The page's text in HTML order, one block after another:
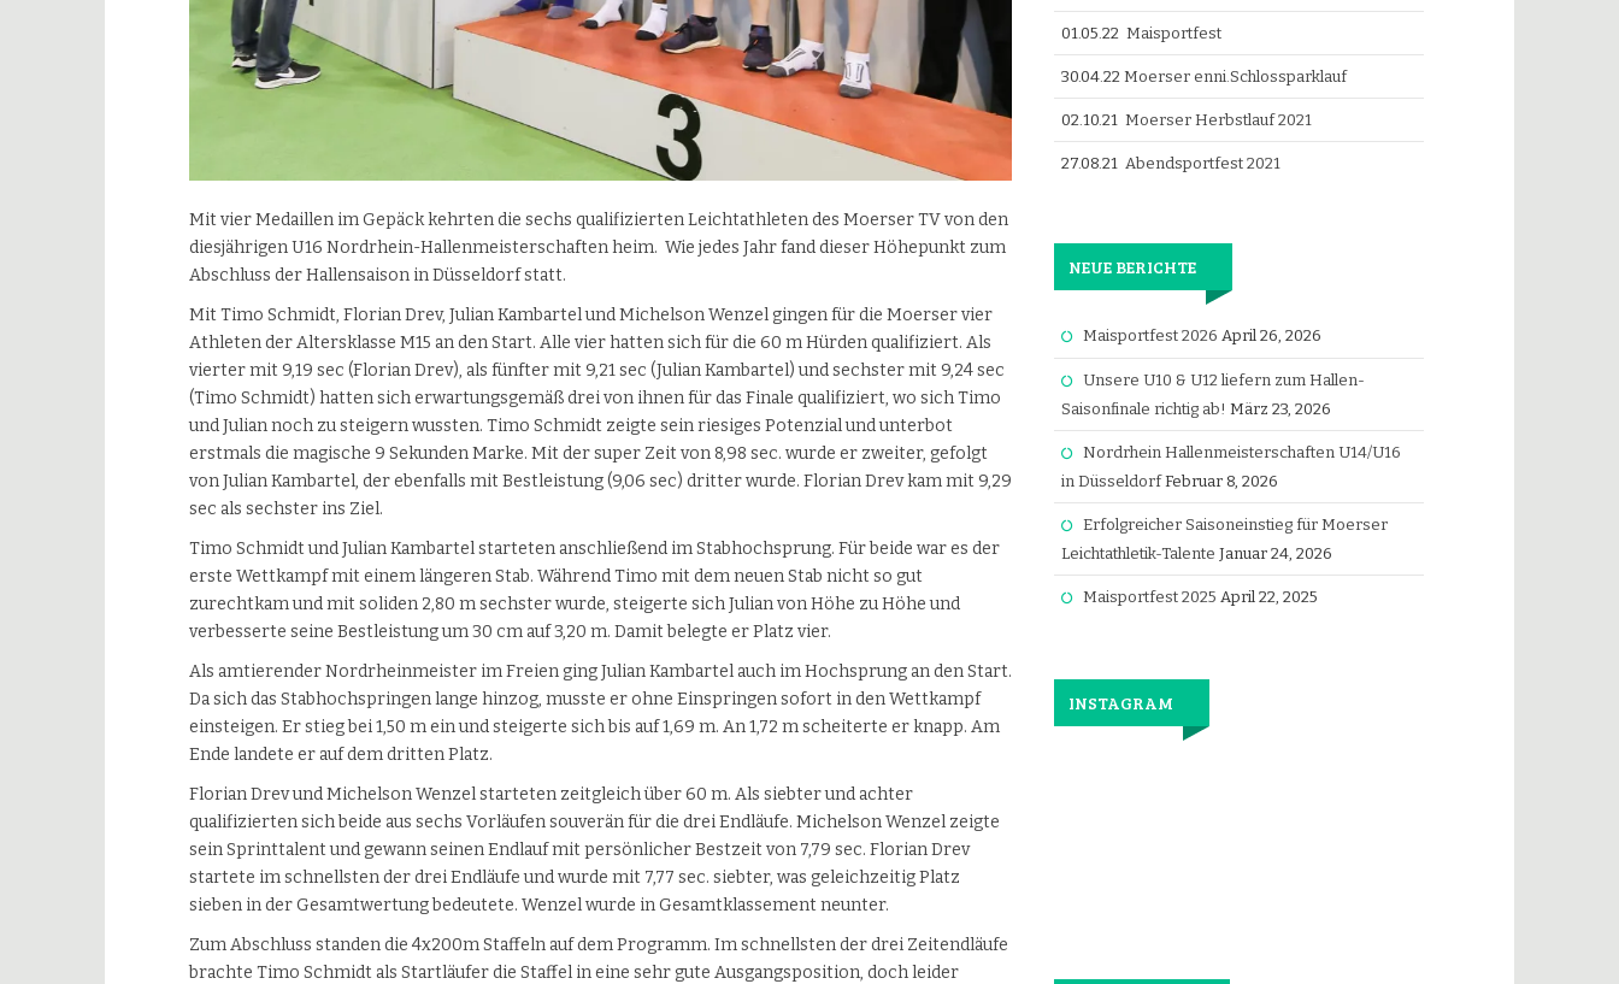
Mit vier Medaillen im Gepäck kehrten die sechs qualifizierten Leichtathleten des Moerser TV von den
diesjährigen U16 Nordrhein-Hallenmeisterschaften heim. Wie jedes Jahr fand dieser Höhepunkt zum
Abschluss der Hallensaison in Düsseldorf statt.
Mit Timo Schmidt, Florian Drev, Julian Kambartel und Michelson Wenzel gingen für die Moerser vier
Athleten der Altersklasse M15 an den Start. Alle vier hatten sich für die 60 m Hürden qualifiziert. Als
vierter mit 9,19 sec (Florian Drev), als fünfter mit 9,21 sec (Julian Kambartel) und sechster mit 9,24 sec
(Timo Schmidt) hatten sich erwartungsgemäß drei von ihnen für das Finale qualifiziert, wo sich Timo
und Julian noch zu steigern wussten. Timo Schmidt zeigte sein riesiges Potenzial und unterbot
erstmals die magische 9 Sekunden Marke. Mit der super Zeit von 8,98 sec. wurde er zweiter, gefolgt
von Julian Kambartel, der ebenfalls mit Bestleistung (9,06 sec) dritter wurde. Florian Drev kam mit 9,29
sec als sechster ins Ziel.
Timo Schmidt und Julian Kambartel starteten anschließend im Stabhochsprung. Für beide war es der
erste Wettkampf mit einem längeren Stab. Während Timo mit dem neuen Stab nicht so gut
zurechtkam und mit soliden 2,80 m sechster wurde, steigerte sich Julian von Höhe zu Höhe und
verbesserte seine Bestleistung um 30 cm auf 3,20 m. Damit belegte er Platz vier.
Als amtierender Nordrheinmeister im Freien ging Julian Kambartel auch im Hochsprung an den Start.
Da sich das Stabhochspringen lange hinzog, musste er ohne Einspringen sofort in den Wettkampf
einsteigen. Er stieg bei 1,50 m ein und steigerte sich bis auf 1,69 m. An 1,72 m scheiterte er knapp. Am
Ende landete er auf dem dritten Platz.
Florian Drev und Michelson Wenzel starteten zeitgleich über 60 m. Als siebter und achter
qualifizierten sich beide aus sechs Vorläufen souverän für die drei Endläufe. Michelson Wenzel zeigte
sein Sprinttalent und gewann seinen Endlauf mit persönlicher Bestzeit von 7,79 sec. Florian Drev
startete im schnellsten der drei Endläufe und wurde mit 7,77 sec. siebter, was geleichzeitig Platz
sieben in der Gesamtwertung bedeutete. Wenzel wurde in Gesamtklassement neunter.
Zum Abschluss standen die 4x200m Staffeln auf dem Programm. Im schnellsten der drei Zeitendläufe
brachte Timo Schmidt als Startläufer die Staffel in eine sehr gute Ausgangsposition, doch leider
01.05.22Maisportfest
30.04.22Moerser enni.Schlossparklauf
02.10.21Moerser Herbstlauf 2021
27.08.21 Abendsportfest 2021
NEUE BERICHTE
Maisportfest 2026 April 26, 2026
Unsere U10 & U12 liefern zum Hallen-
Saisonfinale richtig ab! März 23, 2026
Nordrhein Hallenmeisterschaften U14/U16
in Düsseldorf Februar 8, 2026
Erfolgreicher Saisoneinstieg für Moerser
Leichtathletik-Talente Januar 24, 2026
Maisportfest 2025 April 22, 2025
INSTAGRAM